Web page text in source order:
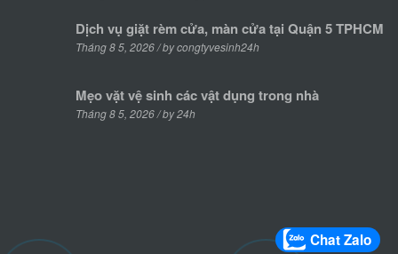
Dịch vụ giặt rèm cửa, màn cửa tại Quận 5 TPHCM
Tháng 8 5, 2026 / by congtyvesinh24h
Mẹo vặt vệ sinh các vật dụng trong nhà
Tháng 8 5, 2026 / by 24h
Chat Zalo